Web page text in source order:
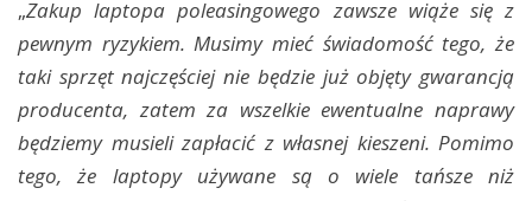
„Zakup laptopa poleasingowego zawsze wiąże się z
pewnym ryzykiem. Musimy mieć świadomość tego, że
taki sprzęt najczęściej nie będzie już objęty gwarancją
producenta, zatem za wszelkie ewentualne naprawy
będziemy musieli zapłacić z własnej kieszeni. Pomimo
tego, że laptopy używane są o wiele tańsze niż